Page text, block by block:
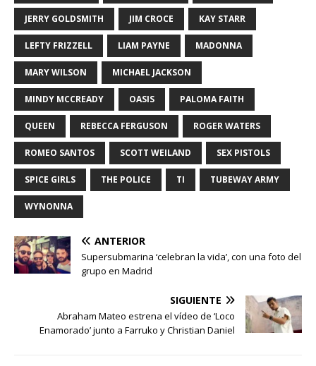
JERRY GOLDSMITH JIM CROCE KAY STARR
LEFTY FRIZZELL LIAM PAYNE MADONNA
MARY WILSON MICHAEL JACKSON
MINDY MCCREADY OASIS PALOMA FAITH
QUEEN REBECCA FERGUSON ROGER WATERS
ROMEO SANTOS SCOTT WEILAND SEX PISTOLS
SPICE GIRLS THE POLICE TI TUBEWAY ARMY
WYNONNA
ANTERIOR
Supersubmarina ‘celebran la vida’, con una foto del
grupo en Madrid
SIGUIENTE
Abraham Mateo estrena el vídeo de ‘Loco
Enamorado’ junto a Farruko y Christian Daniel